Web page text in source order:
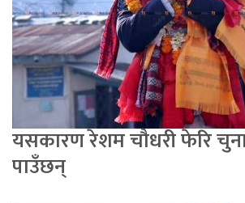
यसकारण रेशम चौधरी फेरि
पाउँछन्